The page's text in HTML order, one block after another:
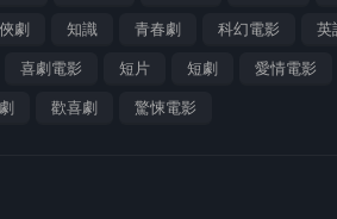
劇 知識 青春劇 科幻電影 英
喜劇電影 短片 短劇 愛情電影
歡喜劇 驚悚電影